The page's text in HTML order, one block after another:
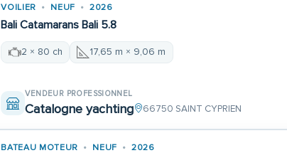
VOILIER NEUF 2026
Bali Catamarans Bali 5.8
2 × 80 ch 17,65 m × 9,06 m
VENDEUR PROFESSIONNEL
Catalogne yachting 66750 SAINT CYPRIEN
BATEAU MOTEUR NEUF 2026